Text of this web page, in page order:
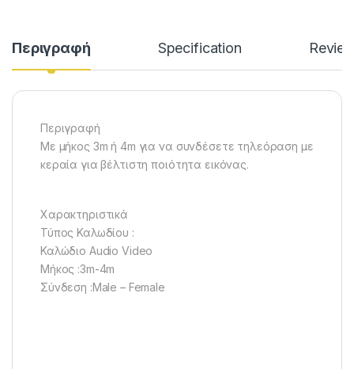
Περιγραφή Specification
Περιγραφή
Με μήκος 3m ή 4m για να συνδέσετε τηλεόραση με
κεραία για βέλτιστη ποιότητα εικόνας.
Χαρακτηριστικά
Τύπος Καλωδίου :
Καλώδιο Αudio Video
Μήκος :3m-4m
Σύνδεση :Male – Female